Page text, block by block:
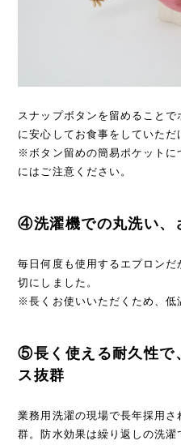
スナップボタンを留めること
に安心してお食事をしていただ
※ボタン留めの簡易ポケットに
にはご注意ください。
④洗濯機での丸洗い、
毎日何度も使用するエプロン
切にしました。
※長くお使いいただくため、低
⑤長く使える耐久性で
ス抜群
業務用洗濯の現場で長年採用
群。防水効果は繰り返しの洗